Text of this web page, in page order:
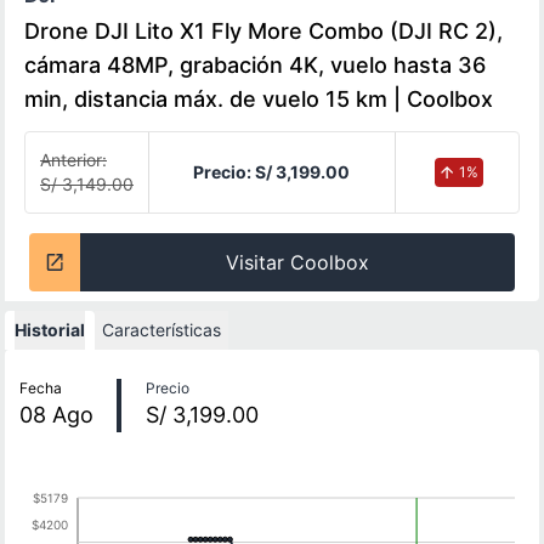
Drone DJI Lito X1 Fly More Combo (DJI RC 2),
cámara 48MP, grabación 4K, vuelo hasta 36
min, distancia máx. de vuelo 15 km | Coolbox
Anterior:
S/ 3,149.00
Precio:S/ 3,199.00 1 %
Visitar Coolbox
Historial Características
Fecha
08 Ago
Precio
S/ 3,199.00
$4200
$5179